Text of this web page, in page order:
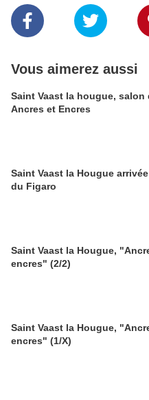
Vous aimerez aussi
Saint Vaast la hougue, salon
Ancres et Encres
Saint Vaast la Hougue
du Figaro
Saint Vaast la Hougue,
encres" (2/2)
Saint Vaast la Hougue,
encres" (1/X)